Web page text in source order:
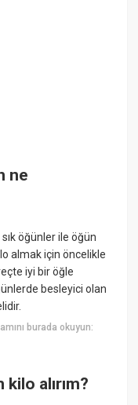
ne
öğünler ile öğün
almak için öncelikle
iyi bir öğle
besleyici olan
burada okuyun:
alırım?